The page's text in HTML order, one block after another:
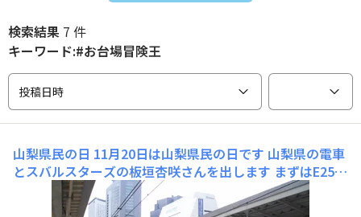
検索結果 7 件
キーワード:#お台場冒険王
投稿日時
山梨県民の日 11月20日は山梨県民の日です 山梨県の電車
とスバルスターズの板垣杏咲さんを出します まずはE257
系あずさ・かいじの各車両のロゴマーク1号車新宿の高層
ビル 2号車高尾山の紅葉 3号車富士山 4号車甲州市のぶど